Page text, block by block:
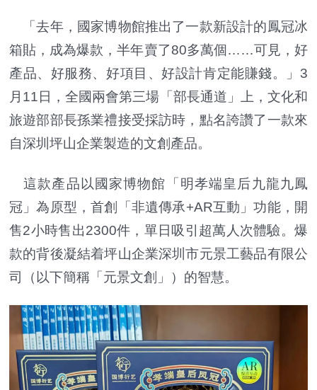
「去年，國家博物館推出了一款新設計的鳳冠冰
箱貼，成為爆款，半年賣了80多萬個……可見，好
產品、好服務、好項目、好設計肯定能賺錢。」3
月11日，全國兩會第三場「部長通道」上，文化和
旅遊部部長孫業禮接受採訪時，點名誇讚了一款來
自深圳坪山企業製造的文創產品。
這款產品以國家博物館「明孝端皇后九龍九鳳
冠」為原型，首創「非遺傳承+AR互動」功能，開
售2小時售出2300件，單日吸引超萬人次體驗。爆
款的背後凝結着坪山企業深圳市元景工藝品有限公
司（以下簡稱「元景文創」）的智慧。